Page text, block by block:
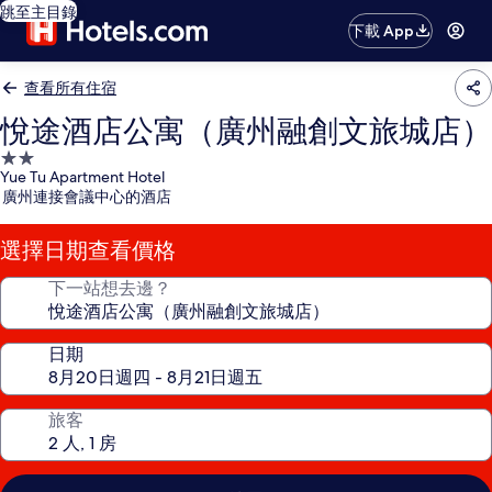
跳至主目錄
下載 App
查看所有住宿
悅途酒店公寓（廣州融創文旅城店）
2.0
星
級
住
宿
Yue Tu Apartment Hotel
廣州連接會議中心的酒店
選擇日期查看價格
下一站想去邊？
日期
旅客